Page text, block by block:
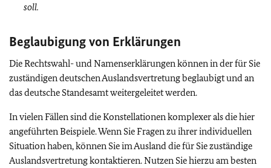
soll.
Beglaubigung von Erklärungen
Die Rechtswahl- und Namenserklärungen können in der für Sie
zuständigen deutschen Auslandsvertretung beglaubigt und an
das deutsche Standesamt weitergeleitet werden.
In vielen Fällen sind die Konstellationen komplexer als die hier
angeführten Beispiele. Wenn Sie Fragen zu ihrer individuellen
Situation haben, können Sie im Ausland die für Sie zuständige
Auslandsvertretung kontaktieren. Nutzen Sie hierzu am besten